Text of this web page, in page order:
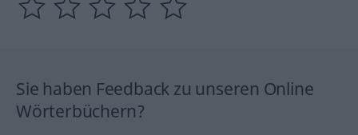
Sie haben Feedback zu unseren Online
Wörterbüchern?